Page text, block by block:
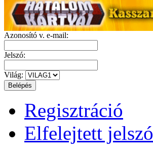
Azonosító v. e-mail:
Jelszó:
Világ:
Regisztráció
Elfelejtett jelszó